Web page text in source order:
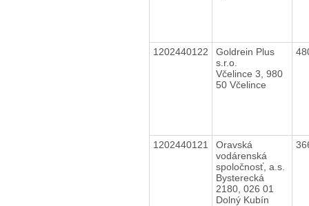
1202440122
Goldrein Plus
s.r.o.
Včelince 3, 980
50 Včelince
1202440121
Oravská
vodárenská
spoločnosť, a.s.
Bysterecká
2180, 026 01
Dolný Kubín